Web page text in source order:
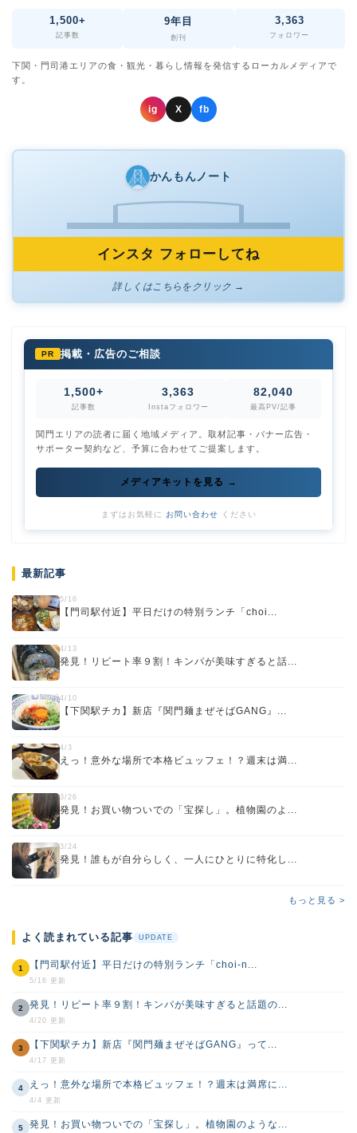
1,500+
記事数
9年目
創刊
3,363
フォロワー
下関・門司港エリアの食・観光・暮らし情報を発信するローカルメディアで
す。
ig X fb
かんもんノート
インスタ フォローしてね
詳しくはこちらをクリック →
PR 掲載・広告のご相談
1,500+
記事数
3,363
Instaフォロワー
82,040
最高PV/記事
関門エリアの読者に届く地域メディア。取材記事・バナー広告・
サポーター契約など、予算に合わせてご提案します。
メディアキットを見る →
まずはお気軽に お問い合わせ ください
最新記事
5/16
【門司駅付近】平日だけの特別ランチ「choi...
4/13
発見！リピート率９割！キンパが美味すぎると話...
4/10
【下関駅チカ】新店『関門麺まぜそばGANG』...
4/3
えっ！意外な場所で本格ビュッフェ！？週末は満...
3/26
発見！お買い物ついでの「宝探し」。植物園のよ...
3/24
発見！誰もが自分らしく、一人にひとりに特化し...
もっと見る >
よく読まれている記事 UPDATE
1 【門司駅付近】平日だけの特別ランチ「choi-n...
5/16 更新
2 発見！リピート率９割！キンパが美味すぎると話題の...
4/20 更新
3 【下関駅チカ】新店『関門麺まぜそばGANG』って...
4/17 更新
4 えっ！意外な場所で本格ビュッフェ！？週末は満席に...
4/4 更新
5 発見！お買い物ついでの「宝探し」。植物園のような...